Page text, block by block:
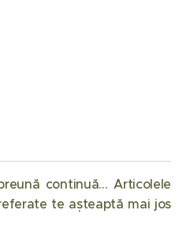
continuă… Articolele
te așteaptă mai jos
08.04.2026